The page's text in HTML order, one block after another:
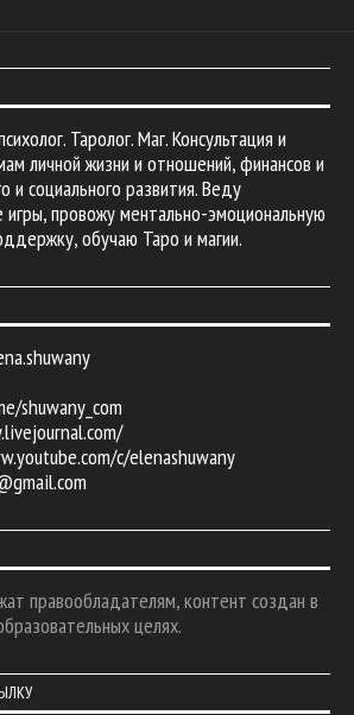
Таролог. Маг. Консультация и
личной жизни и отношений, финансов и
и социального развития. Веду
провожу ментально-эмоциональную
обучаю Таро и магии.
shuwany_com
c/elenashuwany
правообладателям, контент создан в
целях.